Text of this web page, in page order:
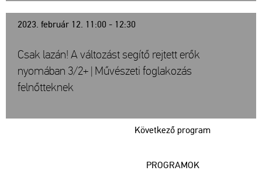
2023. február 12. 11:00 - 12:30
Következő program
Csak lazán! A változást segítő rejtett erők
nyomában 3/2+ | Művészeti foglakozás
felnőtteknek
PROGRAMOK